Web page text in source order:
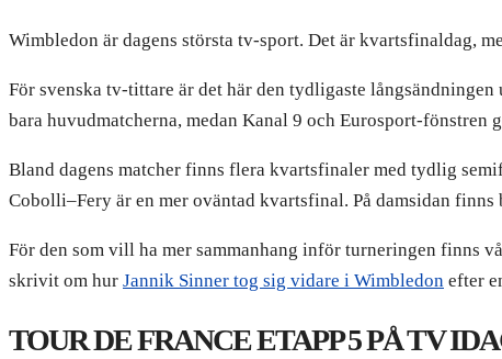
Wimbledon är dagens största tv-sport. Det är kvartsfinaldag,
För svenska tv-tittare är det här den tydligaste
bara huvudmatcherna, medan Kanal 9 och Eurosport-
Bland dagens matcher finns flera kvartsfinaler med tydlig
Cobolli–Fery är en mer oväntad kvartsfinal. På damsidan
För den som vill ha mer sammanhang inför turneringen finns
skrivit om hur Jannik Sinner tog sig vidare i Wimbledon efter
TOUR DE FRANCE ETAPP 5 PÅ TV